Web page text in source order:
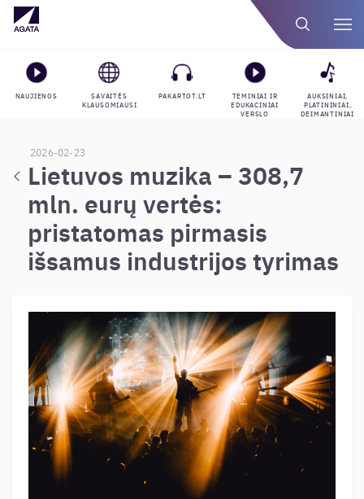
NAUJIENOS
SAVAITĖS
KLAUSOMIAUSI
PAKARTOT.LT
TEMINIAI IR
EDUKACINIAI
VERSLO
AUKSINIAI,
PLATININIAI,
DEIMANTINIAI
2026-02-23
Lietuvos muzika – 308,7
mln. eurų vertės:
pristatomas pirmasis
išsamus industrijos tyrimas